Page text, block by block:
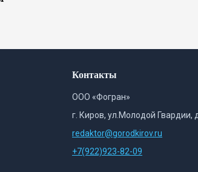
Контакты
ООО «Фогран»
г. Киров, ул.Молодой Гвардии,
redaktor@gorodkirov.ru
+7(922)923-82-09